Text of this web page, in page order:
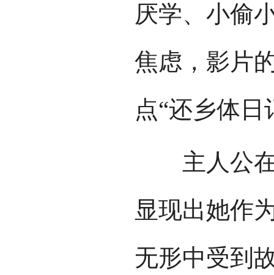
厌学、小偷
焦虑，影片
点“还乡体日
主人公在
显现出她作
无形中受到